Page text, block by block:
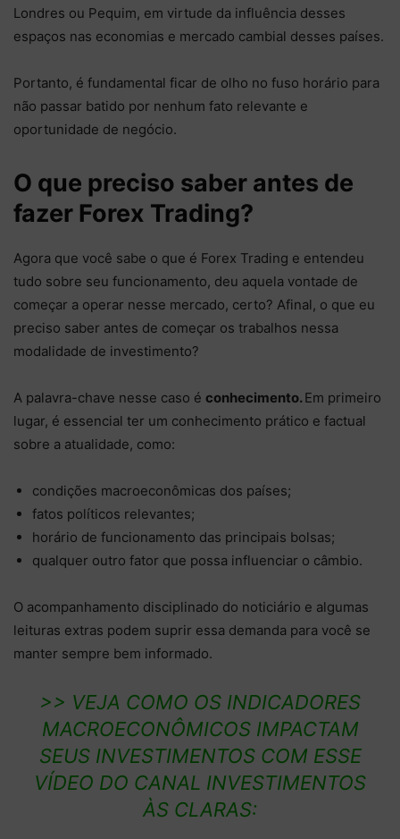
Londres ou Pequim, em virtude da influência desses
espaços nas economias e mercado cambial desses países.
Portanto, é fundamental ficar de olho no fuso horário para
não passar batido por nenhum fato relevante e
oportunidade de negócio.
O que preciso saber antes de
fazer Forex Trading?
Agora que você sabe o que é Forex Trading e entendeu
tudo sobre seu funcionamento, deu aquela vontade de
começar a operar nesse mercado, certo? Afinal, o que eu
preciso saber antes de começar os trabalhos nessa
modalidade de investimento?
A palavra-chave nesse caso é conhecimento. Em primeiro
lugar, é essencial ter um conhecimento prático e factual
sobre a atualidade, como:
condições macroeconômicas dos países;
fatos políticos relevantes;
horário de funcionamento das principais bolsas;
qualquer outro fator que possa influenciar o câmbio.
O acompanhamento disciplinado do noticiário e algumas
leituras extras podem suprir essa demanda para você se
manter sempre bem informado.
>> VEJA COMO OS INDICADORES
MACROECONÔMICOS IMPACTAM
SEUS INVESTIMENTOS COM ESSE
VÍDEO DO CANAL INVESTIMENTOS
ÀS CLARAS: